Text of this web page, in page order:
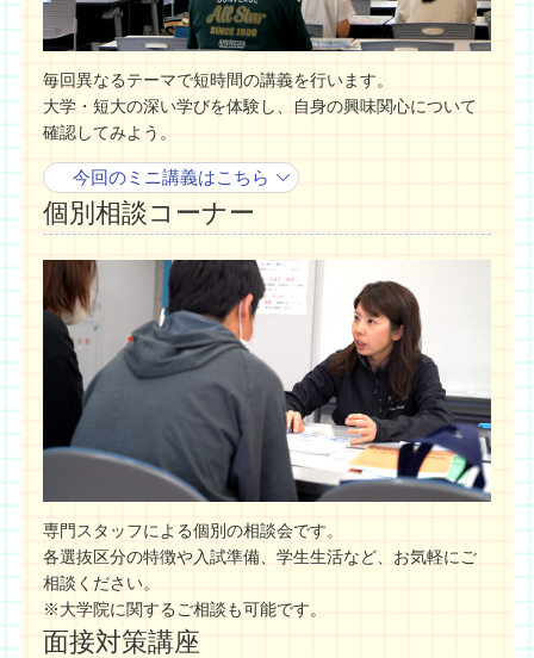
毎回異なるテーマで短時間の講義を行います。
大学・短大の深い学びを体験し、自身の興味関心について
確認してみよう。
今回のミニ講義はこちら
個別相談コーナー
専門スタッフによる個別の相談会です。
各選抜区分の特徴や入試準備、学生生活など、お気軽にご
相談ください。
※大学院に関するご相談も可能です。
面接対策講座